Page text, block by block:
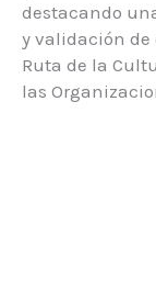
destacando
y validación de
Ruta de la
las